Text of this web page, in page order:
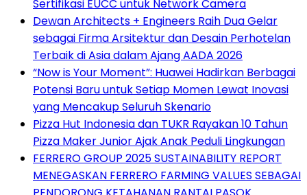
Sertifikasi EUCC untuk Network Camera
Dewan Architects + Engineers Raih Dua Gelar
sebagai Firma Arsitektur dan Desain Perhotelan
Terbaik di Asia dalam Ajang AADA 2026
“Now is Your Moment”: Huawei Hadirkan Berbagai
Potensi Baru untuk Setiap Momen Lewat Inovasi
yang Mencakup Seluruh Skenario
Pizza Hut Indonesia dan TUKR Rayakan 10 Tahun
Pizza Maker Junior Ajak Anak Peduli Lingkungan
FERRERO GROUP 2025 SUSTAINABILITY REPORT
MENEGASKAN FERRERO FARMING VALUES SEBAGAI